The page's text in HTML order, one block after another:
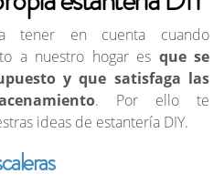
en cuenta cuando
a nuestro hogar es que se
y que satisfaga las
. Por ello te
ideas de estantería DIY.